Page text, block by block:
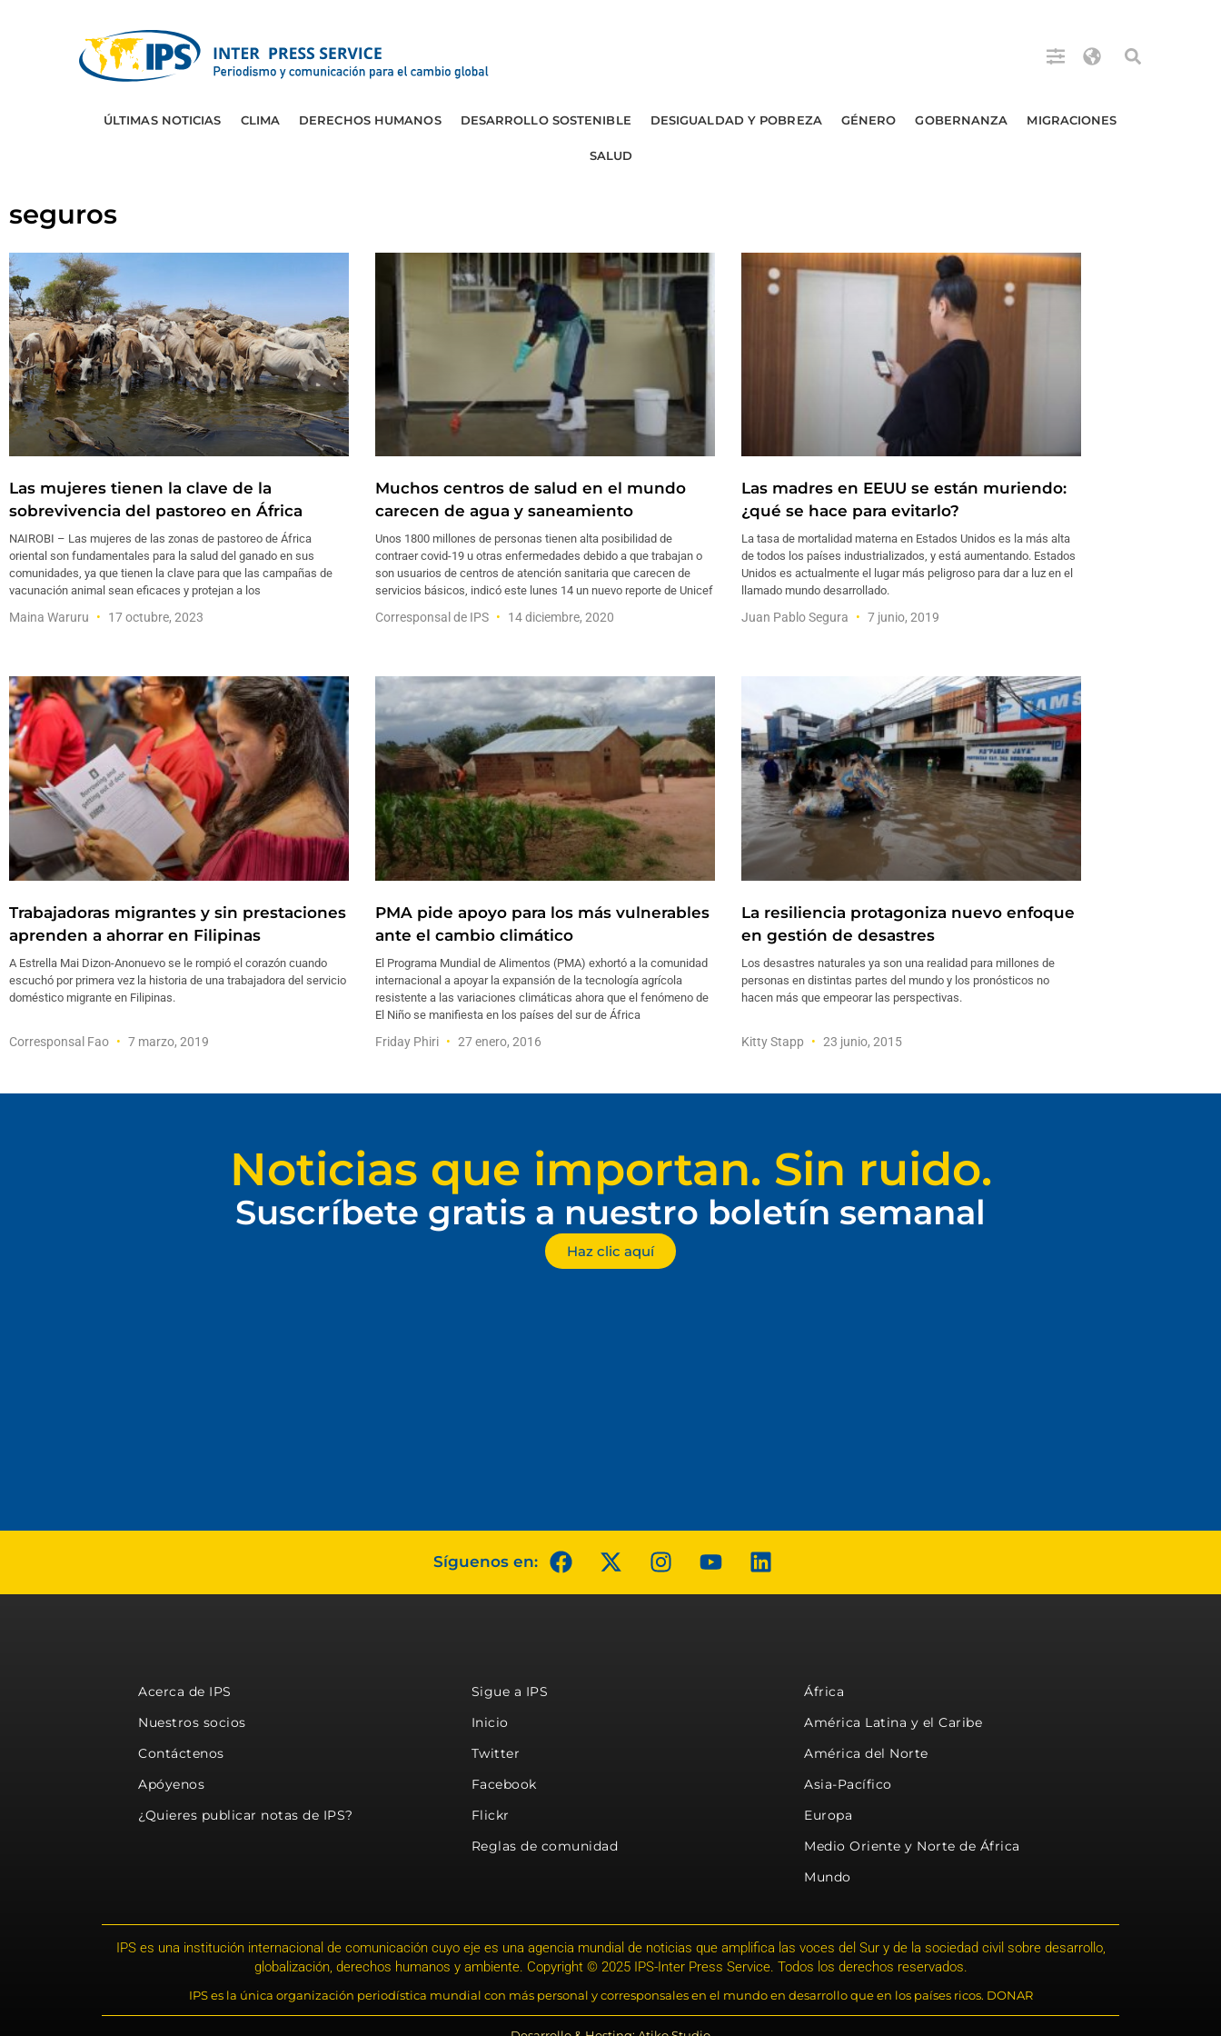
ÚLTIMAS NOTICIAS CLIMA DERECHOS HUMANOS DESARROLLO SOSTENIBLE DESIGUALDAD Y POBREZA GÉNERO GOBERNANZA MIGRACIONES
SALUD
seguros
Las mujeres tienen la clave de la
sobrevivencia del pastoreo en África
NAIROBI – Las mujeres de las zonas de pastoreo de África
oriental son fundamentales para la salud del ganado en sus
comunidades, ya que tienen la clave para que las campañas de
vacunación animal sean eficaces y protejan a los
Maina Waruru 17 octubre, 2023
Muchos centros de salud en el mundo
carecen de agua y saneamiento
Unos 1800 millones de personas tienen alta posibilidad de
contraer covid-19 u otras enfermedades debido a que trabajan o
son usuarios de centros de atención sanitaria que carecen de
servicios básicos, indicó este lunes 14 un nuevo reporte de Unicef
Corresponsal de IPS 14 diciembre, 2020
Las madres en EEUU se están muriendo:
¿qué se hace para evitarlo?
La tasa de mortalidad materna en Estados Unidos es la más alta
de todos los países industrializados, y está aumentando. Estados
Unidos es actualmente el lugar más peligroso para dar a luz en el
llamado mundo desarrollado.
Juan Pablo Segura 7 junio, 2019
Trabajadoras migrantes y sin prestaciones
aprenden a ahorrar en Filipinas
A Estrella Mai Dizon-Anonuevo se le rompió el corazón cuando
escuchó por primera vez la historia de una trabajadora del servicio
doméstico migrante en Filipinas.
Corresponsal Fao 7 marzo, 2019
PMA pide apoyo para los más vulnerables
ante el cambio climático
El Programa Mundial de Alimentos (PMA) exhortó a la comunidad
internacional a apoyar la expansión de la tecnología agrícola
resistente a las variaciones climáticas ahora que el fenómeno de
El Niño se manifiesta en los países del sur de África
Friday Phiri 27 enero, 2016
La resiliencia protagoniza nuevo enfoque
en gestión de desastres
Los desastres naturales ya son una realidad para millones de
personas en distintas partes del mundo y los pronósticos no
hacen más que empeorar las perspectivas.
Kitty Stapp 23 junio, 2015
Noticias que importan. Sin ruido.
Suscríbete gratis a nuestro boletín semanal
Haz clic aquí
Síguenos en:
Acerca de IPS
Nuestros socios
Contáctenos
Apóyenos
¿Quieres publicar notas de IPS?
Sigue a IPS
Inicio
Twitter
Facebook
Flickr
Reglas de comunidad
África
América Latina y el Caribe
América del Norte
Asia-Pacífico
Europa
Medio Oriente y Norte de África
Mundo
IPS es una institución internacional de comunicación cuyo eje es una agencia mundial de noticias que amplifica las voces del Sur y de la sociedad civil sobre desarrollo,
globalización, derechos humanos y ambiente. Copyright © 2025 IPS-Inter Press Service. Todos los derechos reservados.
IPS es la única organización periodística mundial con más personal y corresponsales en el mundo en desarrollo que en los países ricos. DONAR